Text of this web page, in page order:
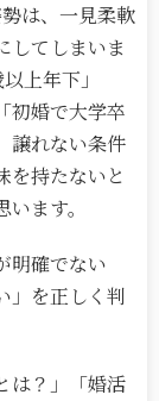
は、一見柔軟
してしまいま
上年下」
初婚で大学卒
譲れない条件
を持たないと
ます。
明確でない
」を正しく判
は？」「婚活